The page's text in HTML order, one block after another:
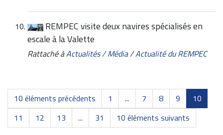
REMPEC visite deux navires spécialisés en
escale à la Valette
Rattaché àActualités / Média/Actualité du REMPEC
10 éléments précédents 1 ... 7 8 9
10
11
12 13 ... 31 10 éléments suivants